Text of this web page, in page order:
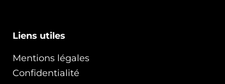
Liens utiles
Mentions légales
Confidentialité